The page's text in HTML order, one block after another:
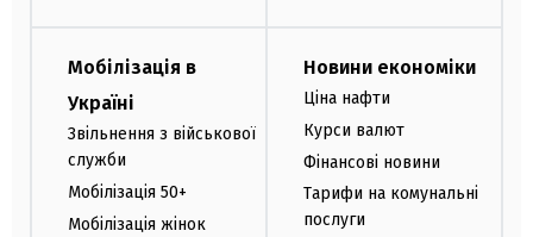
Мобілізація в
Україні
Звільнення з військової
служби
Мобілізація 50+
Мобілізація жінок
Новини економіки
Ціна нафти
Курси валют
Фінансові новини
Тарифи на комунальні
послуги